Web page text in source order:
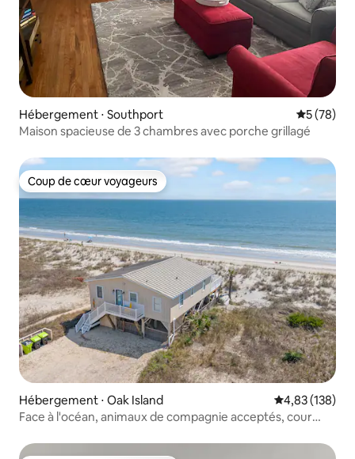
Hébergement ⋅ Southport
5 (78)
Maison spacieuse de 3 chambres avec porche grillagé
Coup de cœur voyageurs
Coup de cœur voyageurs
Hébergement ⋅ Oak Island Évaluation
4,83 (138)
Face à l'océan, animaux de compagnie acceptés, cour